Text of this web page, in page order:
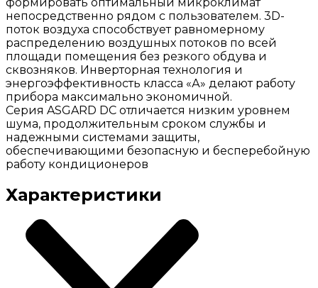
непосредственно рядом с пользователем. 3D-
поток воздуха способствует равномерному
распределению воздушных потоков по всей
площади помещения без резкого обдува и
сквозняков. Инверторная технология и
энергоэффективность класса «А» делают работу
прибора максимально экономичной.
Серия ASGARD DC отличается низким уровнем
шума, продолжительным сроком службы и
надежными системами защиты,
обеспечивающими безопасную и бесперебойную
работу кондиционеров
Характеристики